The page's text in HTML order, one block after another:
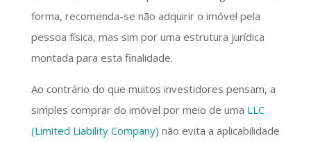
forma, recomenda-se não adquirir o imóvel pela
pessoa física, mas sim por uma estrutura jurídica
montada para esta finalidade.
Ao contrário do que muitos investidores pensam, a
simples comprar do imóvel por meio de uma LLC
(Limited Liability Company) não evita a aplicabilidade